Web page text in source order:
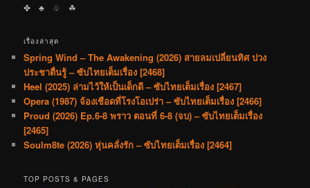
✤ ♣︎ ♧ ☘︎
เรื่องล่าสุด
Spring Wind – The Awakening (2026) สายลมเปลี่ยนทิศ ปวง
ประชาตื่นรู้ – ซับไทยเต็มเรื่อง [2468]
Heel (2025) ล่ามไว้ให้เป็นเด็กดี – ซับไทยเต็มเรื่อง [2467]
Opera (1987) จ้องเชือดที่โรงโอเปร่า – ซับไทยเต็มเรื่อง [2466]
Proud (2026) Ep.6-8 พราว ตอนที่ 6-8 (จบ) – ซับไทยเต็มเรื่อง
[2465]
Soulm8te (2026) หุ่นคลั่งรัก – ซับไทยเต็มเรื่อง [2464]
TOP POSTS & PAGES